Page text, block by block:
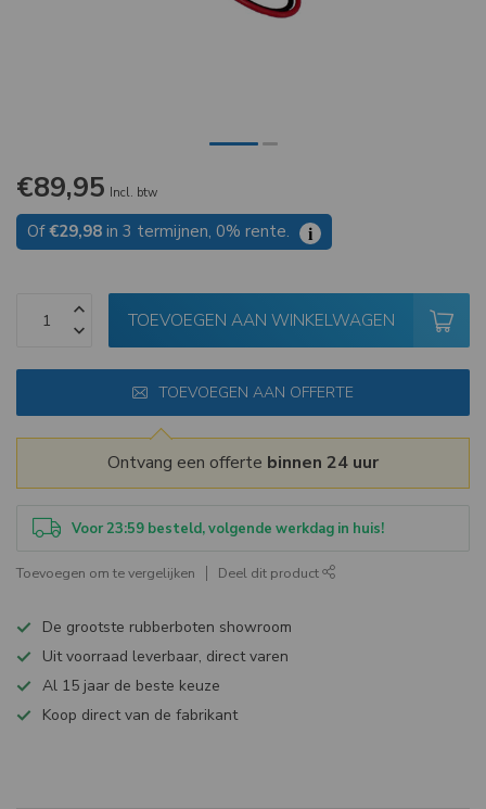
€89,95 Incl. btw
Of€29,98 in 3 termijnen, 0% rente. i
TOEVOEGEN AAN WINKELWAGEN
TOEVOEGEN AAN OFFERTE
Ontvang een offerte binnen 24 uur
Voor 23:59 besteld, volgende werkdag in huis!
Toevoegen om te vergelijken Deel dit product
De grootste rubberboten showroom
Uit voorraad leverbaar, direct varen
Al 15 jaar de beste keuze
Koop direct van de fabrikant